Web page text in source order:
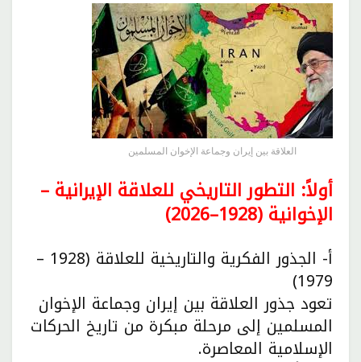
العلاقة بين إيران وجماعة الإخوان المسلمين
أولاً: التطور التاريخي للعلاقة الإيرانية –
الإخوانية (1928–2026)
أ- الجذور الفكرية والتاريخية للعلاقة (1928 –
1979)
تعود جذور العلاقة بين إيران وجماعة الإخوان
المسلمين إلى مرحلة مبكرة من تاريخ الحركات
الإسلامية المعاصرة.